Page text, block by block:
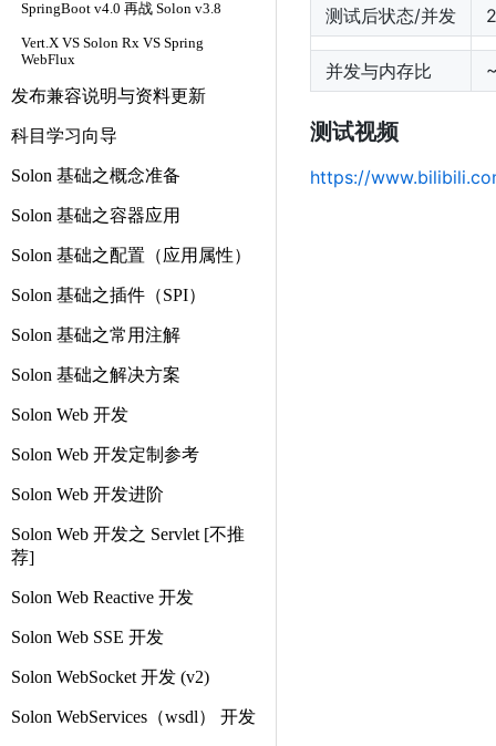
SpringBoot v4.0 再战 Solon v3.8
Vert.X VS Solon Rx VS Spring
WebFlux
发布兼容说明与资料更新
科目学习向导
Solon 基础之概念准备
Solon 基础之容器应用
Solon 基础之配置（应用属性）
Solon 基础之插件（SPI）
Solon 基础之常用注解
Solon 基础之解决方案
Solon Web 开发
Solon Web 开发定制参考
Solon Web 开发进阶
Solon Web 开发之 Servlet [不推
荐]
Solon Web Reactive 开发
Solon Web SSE 开发
Solon WebSocket 开发 (v2)
Solon WebServices（wsdl） 开发
测试后状态/并发
并发与内存比
测试视频
https://